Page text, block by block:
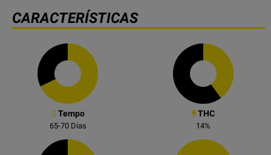
CARACTERÍSTICAS
Tempo
65-70Dias
THC
14%